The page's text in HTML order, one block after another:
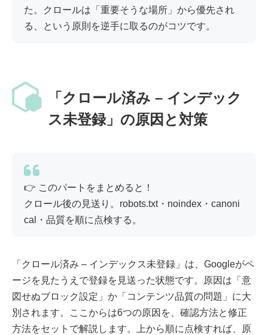
た。クロールは「重要そうな場所」から優先され
る、という原則を逆手に取るのがコツです。
「クロール済み – インデック
ス未登録」の原因と対策
👉 このパートをまとめると！
クロール後の見送り。robots.txt・noindex・canoni
cal・品質を順に点検する。
「クロール済み – インデックス未登録」は、Googleがペ
ージを見たうえで登録を見送った状態です。原因は「意
図せぬブロック設定」か「コンテンツ品質の問題」に大
別されます。ここからは6つの原因を、確認方法と修正
方法をセットで解説します。上から順に点検すれば、原